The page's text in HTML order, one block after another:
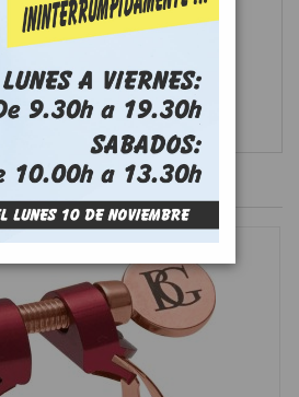
de primera clase que
situación. El sonido gana en
CATEGORÍA: